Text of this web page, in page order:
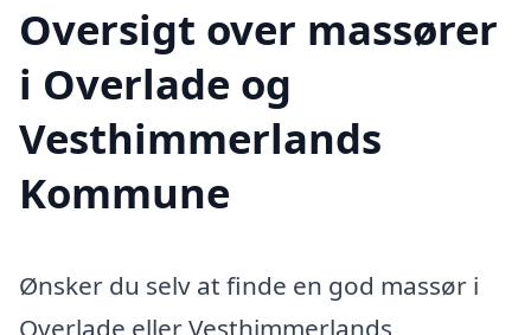
Oversigt over massører
i Overlade og
Vesthimmerlands
Kommune
Ønsker du selv at finde en god massør i
Overlade eller Vesthimmerlands